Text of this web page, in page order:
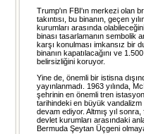
Trump'ın FBI'ın merkezi olan
takıntısı, bu binanın, geçen
kurumları arasında
binası tasarlamanın sembolik
karşı konulması imkansız bir
binanın kapatılacağını ve
belirsizliğini koruyor.
Yine de, önemli bir istisna
yayınlanmadı. 1963 yılında,
şehrinin en önemli tren
tarihindeki en büyük
devam ediyor. Altmış yıl
devlet kurumları arasındaki
Bermuda Şeytan Üçgeni